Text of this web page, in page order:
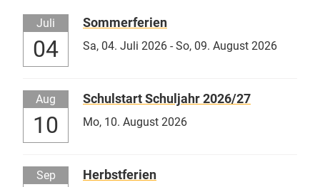
Juli
04
Sommerferien
Sa, 04. Juli 2026 - So, 09. August 2026
Aug
10
Schulstart Schuljahr 2026/27
Mo, 10. August 2026
Sep Herbstferien